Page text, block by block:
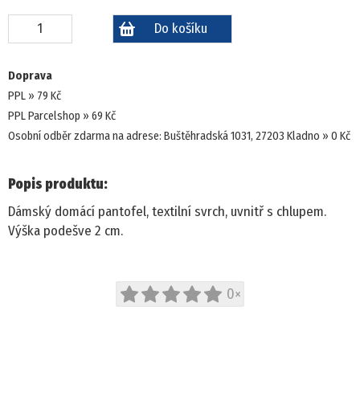
ZIMNÍ
UNISEX
PROFI
DĚTSKÁ OBUV
Doprava
PPL
79 Kč
PPL Parcelshop
69 Kč
Osobní odběr zdarma na adrese: Buštěhradská 1031, 27203 Kladno
0 Kč
Popis produktu:
Dámský domácí pantofel, textilní svrch, uvnitř s chlupem.
Výška podešve 2 cm.
0×